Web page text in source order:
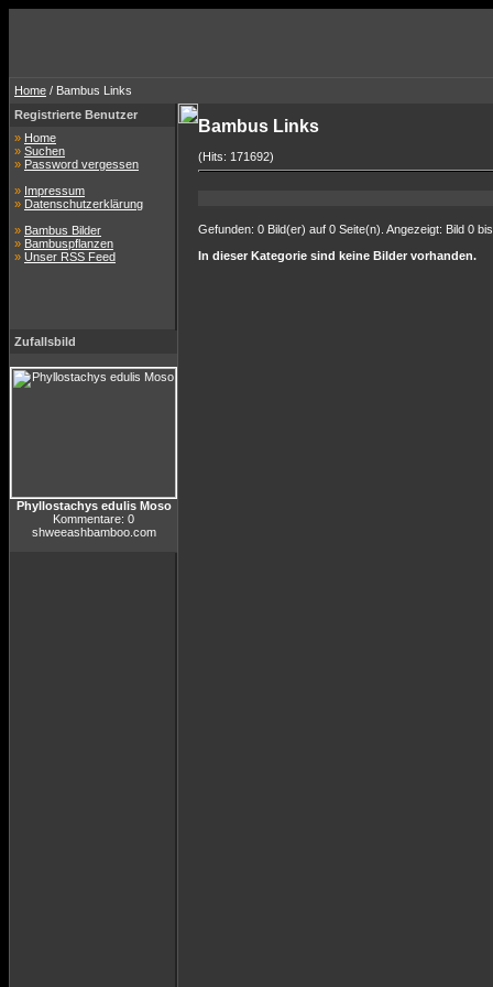
Home / Bambus Links
Registrierte Benutzer
» Home
» Suchen
» Password vergessen
» Impressum
» Datenschutzerklärung
» Bambus Bilder
» Bambuspflanzen
» Unser RSS Feed
Zufallsbild
Phyllostachys edulis Moso
Kommentare: 0
shweeashbamboo.com
Bambus Links
(Hits: 171692)
Gefunden: 0 Bild(er) auf 0 Seite(n). Angezeigt: Bild 0
In dieser Kategorie sind keine Bilder vorhanden.